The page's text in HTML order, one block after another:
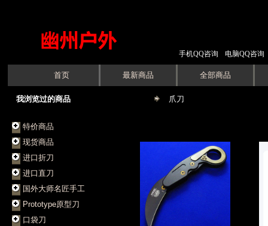
手机QQ咨询 电脑QQ咨询
首页 最新商品 全部商品
我浏览过的商品
特价商品
现货商品
进口折刀
进口直刀
国外大师名匠手工
Prototype原型刀
口袋刀
爪刀